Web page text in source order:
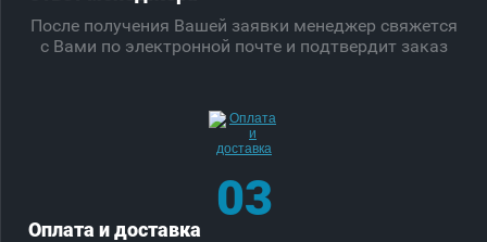
После получения Вашей заявки менеджер свяжется
с Вами по электронной почте и подтвердит заказ
03
Оплата и доставка